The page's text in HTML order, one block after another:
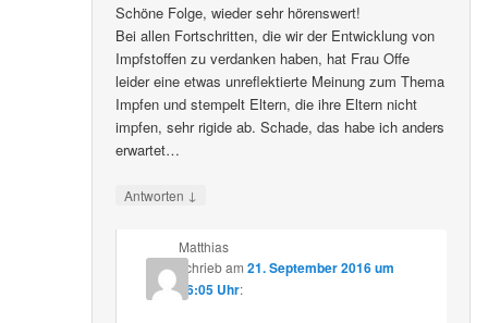
Schöne Folge, wieder sehr hörenswert!
Bei allen Fortschritten, die wir der Entwicklung von
Impfstoffen zu verdanken haben, hat Frau Offe
leider eine etwas unreflektierte Meinung zum Thema
Impfen und stempelt Eltern, die ihre Eltern nicht
impfen, sehr rigide ab. Schade, das habe ich anders
erwartet…
Antworten ↓
Matthias
schriebam 21. September 2016 um
16:05 Uhr: